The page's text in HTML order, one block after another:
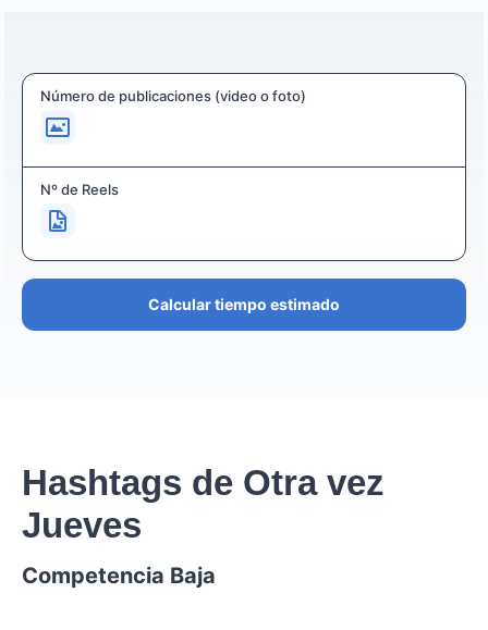
Número de publicaciones (video o foto)
Nº de Reels
Calcular tiempo estimado
Hashtags de Otra vez
Jueves
Competencia Baja